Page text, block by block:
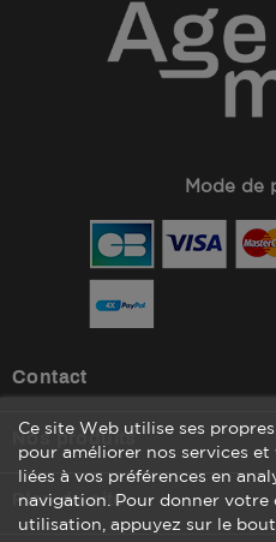
Mode de
Contact
Nos produits
Plan du site
Ce site Web utilise ses
pour améliorer nos services
liées à vos préférences en
navigation. Pour donner votre
utilisation, appuyez sur le